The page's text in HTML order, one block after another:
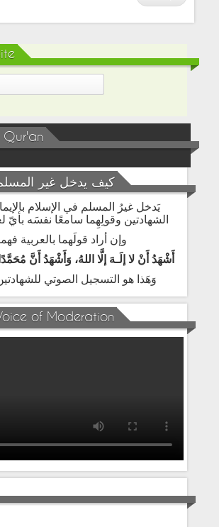
Qur'an
كيف يدخل غير
يَدخل غيرُ المسلم في الإسلام
الشهادتين وقولِهِما سامعًا نفسَه بأيّ
وإن أراد قولَهما بالعربية
أَشْهَدُ أَنْ لا إلَـهَ إلَّا اللهُ، وَأَشْهَدُ أَنَّ
وَهَذا هو التسجيل الصوتي
Voice of Moderation